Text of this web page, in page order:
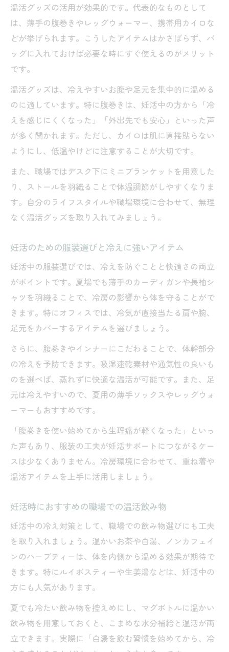
温活グッズの活用が効果的です。代表的なものとして
は、薄手の腹巻きやレッグウォーマー、携帯用カイロな
どが挙げられます。こうしたアイテムはかさばらず、バ
ッグに入れておけば必要な時にすぐ使えるのがメリット
です。
温活グッズは、冷えやすいお腹や足元を集中的に温める
のに適しています。特に腹巻きは、妊活中の方から「冷
えを感じにくくなった」「外出先でも安心」といった声
が多く聞かれます。ただし、カイロは肌に直接貼らない
ようにし、低温やけどに注意することが大切です。
また、職場ではデスク下にミニブランケットを用意した
り、ストールを羽織ることで体温調節がしやすくなりま
す。自分のライフスタイルや職場環境に合わせて、無理
なく温活グッズを取り入れてみましょう。
妊活のための服装選びと冷えに強いアイテム
妊活中の服装選びでは、冷えを防ぐことと快適さの両立
がポイントです。夏場でも薄手のカーディガンや長袖シ
ャツを羽織ることで、冷房の影響から体を守ることがで
きます。特にオフィスでは、冷気が直接当たる肩や腕、
足元をカバーするアイテムを選びましょう。
さらに、腹巻きやインナーにこだわることで、体幹部分
の冷えを予防できます。吸湿速乾素材や通気性の良いも
のを選べば、蒸れずに快適な温活が可能です。また、足
元は冷えやすいので、夏用の薄手ソックスやレッグウォ
ーマーもおすすめです。
「腹巻きを使い始めてから生理痛が軽くなった」といっ
た声もあり、服装の工夫が妊活サポートにつながるケー
スは少なくありません。冷房環境に合わせて、重ね着や
温活アイテムを上手に活用しましょう。
妊活時におすすめの職場での温活飲み物
妊活中の冷え対策として、職場での飲み物選びにも工夫
を取り入れましょう。温かいお茶や白湯、ノンカフェイ
ンのハーブティーは、体を内側から温める効果が期待で
きます。特にルイボスティーや生姜湯などは、妊活中の
方にも人気があります。
夏でも冷たい飲み物を控えめにし、マグボトルに温かい
飲み物を用意しておくと、こまめな水分補給と温活が両
立できます。実際に「白湯を飲む習慣を始めてから、冷